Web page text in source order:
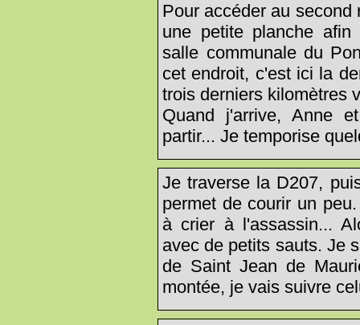
Pour accéder au
une petite planche
salle communale du
cet endroit, c'est ici la
trois derniers kilomètres
Quand j'arrive, Anne
partir... Je temporise
Je traverse la D207,
permet de courir un
à crier à l'assassin...
avec de petits sauts. Je
de Saint Jean de
montée, je vais suivre